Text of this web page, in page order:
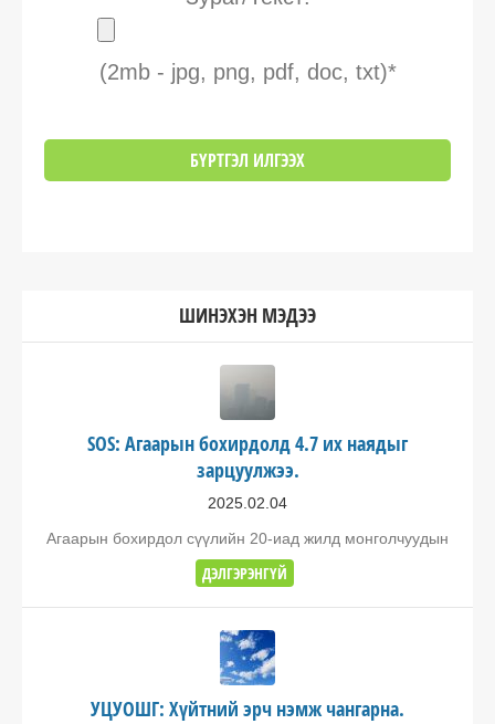
(2mb - jpg, png, pdf, doc, txt)*
ШИНЭХЭН МЭДЭЭ
SOS: Агаарын бохирдолд 4.7 их наядыг
зарцуулжээ.
2025.02.04
Агаарын бохирдол сүүлийн 20-иад жилд монголчуудын
ДЭЛГЭРЭНГҮЙ
УЦУОШГ: Хүйтний эрч нэмж чангарна.